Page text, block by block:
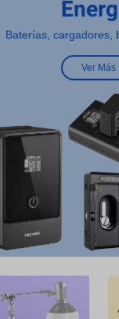
Baterías, cargadores,
Ver Más